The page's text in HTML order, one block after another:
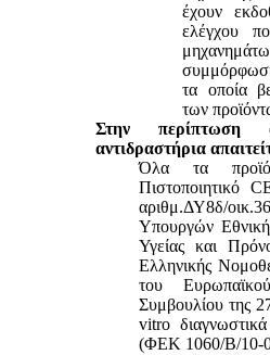
έχουν
ελέγχου
τα οποία
των
Στην περίπτωση
αντιδραστήρια
Όλα τα
Πιστοποιητικό
αριθμ.ΔΥ8δ/
Υπουργών
Υγείας και
Ελληνικής
του
Συμβουλίου της
vitro διαγνωστικά
(ΦΕΚ 1060/Β/10-